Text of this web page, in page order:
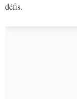
défis.